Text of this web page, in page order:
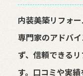
内装美築リフォ
専門家のアドバ
ず、信頼できる
す。口コミや実